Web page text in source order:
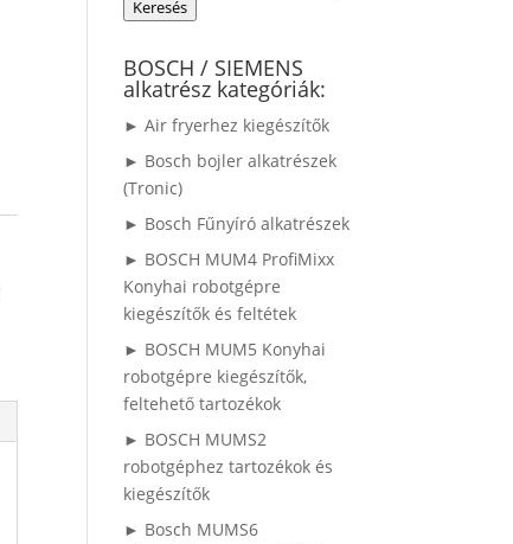
Keresés
BOSCH / SIEMENS
alkatrész kategóriák:
► Air fryerhez kiegészítők
► Bosch bojler alkatrészek
(Tronic)
► Bosch Fűnyíró alkatrészek
► BOSCH MUM4 ProfiMixx
Konyhai robotgépre
kiegészítők és feltétek
► BOSCH MUM5 Konyhai
robotgépre kiegészítők,
feltehető tartozékok
► BOSCH MUMS2
robotgéphez tartozékok és
kiegészítők
► Bosch MUMS6